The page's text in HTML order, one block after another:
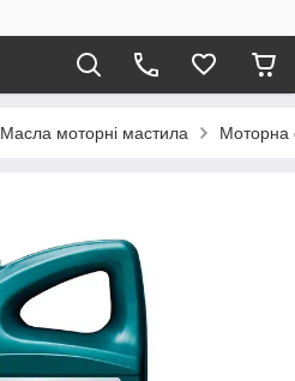
Масла моторні мастила Моторна